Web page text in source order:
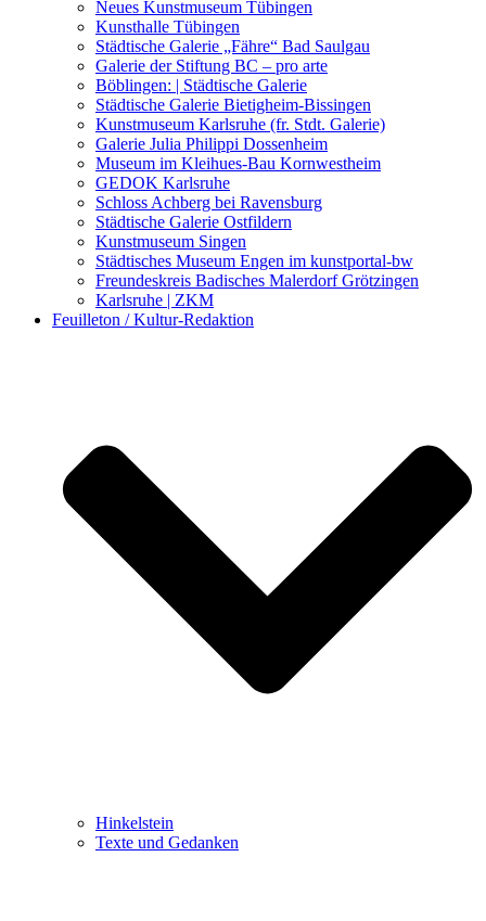
Kunstwettbewerbe, Ausschreibungen für Künstler
Neues Kunstmuseum Tübingen
Kunsthalle Tübingen
Städtische Galerie „Fähre“ Bad Saulgau
Galerie der Stiftung BC – pro arte
Böblingen: | Städtische Galerie
Städtische Galerie Bietigheim-Bissingen
Kunstmuseum Karlsruhe (fr. Stdt. Galerie)
Galerie Julia Philippi Dossenheim
Museum im Kleihues-Bau Kornwestheim
GEDOK Karlsruhe
Schloss Achberg bei Ravensburg
Städtische Galerie Ostfildern
Kunstmuseum Singen
Städtisches Museum Engen im kunstportal-bw
Freundeskreis Badisches Malerdorf Grötzingen
Karlsruhe | ZKM
Feuilleton / Kultur-Redaktion
Hinkelstein
Texte und Gedanken